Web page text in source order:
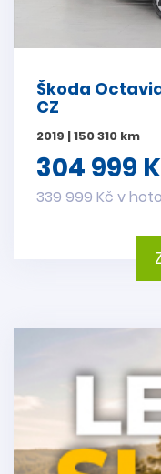
Škoda Octavia
CZ
2019 | 150 310 km
304 999
339 999 Kč v